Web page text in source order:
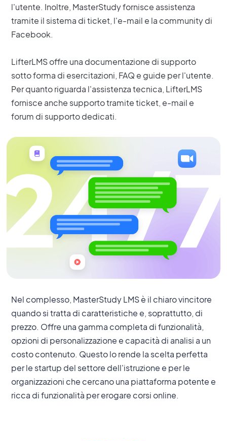
l'utente. Inoltre, MasterStudy fornisce assistenza
tramite il sistema di ticket, l'e-mail e la community di
Facebook.
LifterLMS offre una documentazione di supporto
sotto forma di esercitazioni, FAQ e guide per l'utente.
Per quanto riguarda l'assistenza tecnica, LifterLMS
fornisce anche supporto tramite ticket, e-mail e
forum di supporto dedicati.
Nel complesso, MasterStudy LMS è il chiaro vincitore
quando si tratta di caratteristiche e, soprattutto, di
prezzo. Offre una gamma completa di funzionalità,
opzioni di personalizzazione e capacità di analisi a un
costo contenuto. Questo lo rende la scelta perfetta
per le startup del settore dell'istruzione e per le
organizzazioni che cercano una piattaforma potente e
ricca di funzionalità per erogare corsi online.